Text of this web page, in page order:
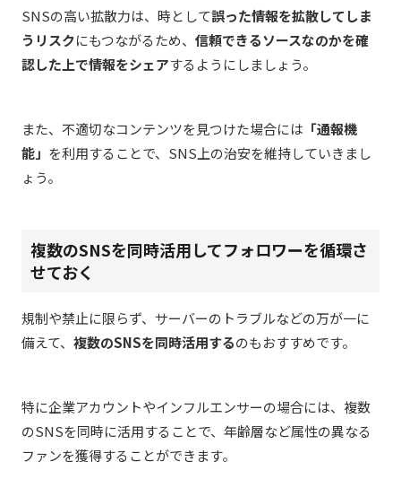
SNSの高い拡散力は、時として誤った情報を拡散してしま
うリスクにもつながるため、 信頼できるソースなのかを確
認した上で情報をシェアするようにしましょう。
また、不適切なコンテンツを見つけた場合には 「通報機
能」 を利用することで、SNS上の治安を維持していきまし
ょう。
複数のSNSを同時活用してフォロワーを循環さ
せておく
規制や禁止に限らず、サーバーのトラブルなどの万が一に
備えて、 複数のSNSを同時活用するのもおすすめです。
特に企業アカウントやインフルエンサーの場合には、複数
のSNSを同時に活用することで、年齢層など属性の異なる
ファンを獲得することができます。